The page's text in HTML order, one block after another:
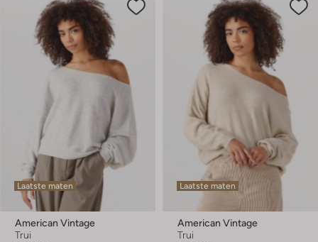
Laatste maten
American Vintage
Trui
Laatste maten
American Vintage
Trui